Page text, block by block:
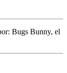
Bugs Bunny, el